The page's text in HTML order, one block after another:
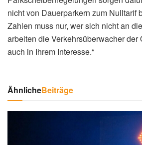
nicht von Dauerparkern zum Nulltarif
Zahlen muss nur, wer sich nicht an
arbeiten die Verkehrsüberwacher der
auch in Ihrem Interesse.“
ÄhnlicheBeiträge